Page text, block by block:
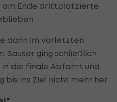
am Ende drittplatzierte
dann im vorletzten
Sauser ging schließlich
die finale Abfahrt und
bis ins Ziel nicht mehr her.